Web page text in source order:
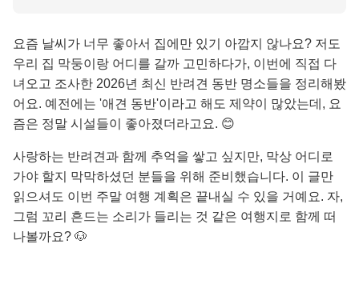
요즘 날씨가 너무 좋아서 집에만 있기 아깝지 않나요? 저도
우리 집 막둥이랑 어디를 갈까 고민하다가, 이번에 직접 다
녀오고 조사한 2026년 최신 반려견 동반 명소들을 정리해봤
어요. 예전에는 '애견 동반'이라고 해도 제약이 많았는데, 요
즘은 정말 시설들이 좋아졌더라고요. 😊
사랑하는 반려견과 함께 추억을 쌓고 싶지만, 막상 어디로
가야 할지 막막하셨던 분들을 위해 준비했습니다. 이 글만
읽으셔도 이번 주말 여행 계획은 끝내실 수 있을 거예요. 자,
그럼 꼬리 흔드는 소리가 들리는 것 같은 여행지로 함께 떠
나볼까요? 🐶